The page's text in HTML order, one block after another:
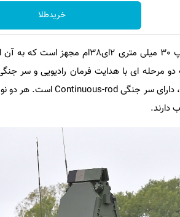
خریدطلا
سامانه پایه پانتسیر به دوازده موشک 57ئی6 و دو توپ 30